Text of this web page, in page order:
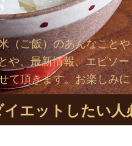
（ご飯）のあんなこと
や、最新情報、エピソ
て頂きます。お楽しみ
イエットしたい